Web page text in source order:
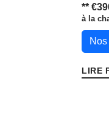
Un
**
à la
LIRE